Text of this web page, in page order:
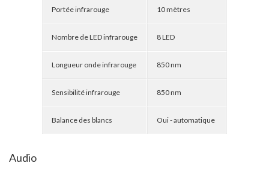
Portée infrarouge 10 mètres
Nombre de LED infrarouge 8 LED
Longueur onde infrarouge 850 nm
Sensibilité infrarouge 850 nm
Balance des blancs Oui - automatique
Audio